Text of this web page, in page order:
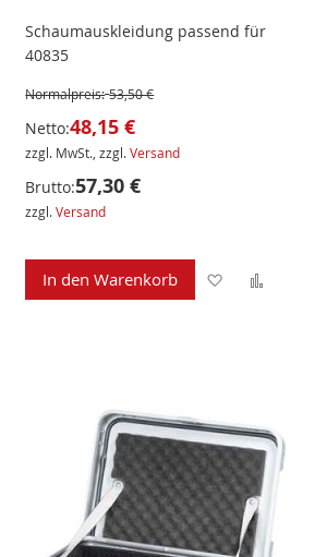
Schaumauskleidung passend für
40835
Normalpreis: 53,50 €
Netto:48,15 €
zzgl. MwSt., zzgl.Versand
Brutto:57,30 €
zzgl.Versand
In den Warenkorb
Zur